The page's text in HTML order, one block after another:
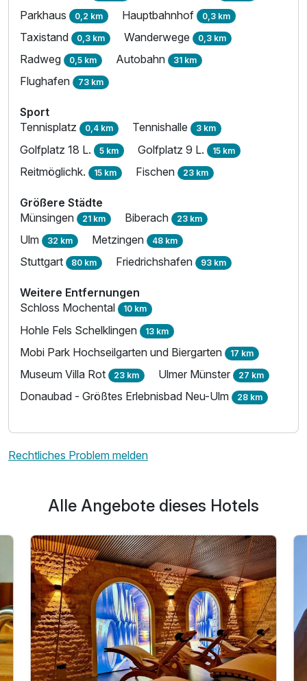
Ausstattung
Zusatznächte
Für 5 Tage p.P. ab369,00 €
Parkhaus 0,2 km Hauptbahnhof 0,3 km
Taxistand 0,3 km Wanderwege 0,3 km
Radweg 0,5 km Autobahn 31 km
Flughafen 73 km
Sport
Tennisplatz 0,4 km Tennishalle 3 km
Golfplatz 18 L. 5 km Golfplatz 9 L. 15 km
Reitmöglichk. 15 km Fischen 23 km
Größere Städte
Münsingen 21 km Biberach 23 km
Ulm 32 km Metzingen 48 km
Stuttgart 80 km Friedrichshafen 93 km
Weitere Entfernungen
Schloss Mochental 10 km
Hohle Fels Schelklingen 13 km
Mobi Park Hochseilgarten und Biergarten 17 km
Museum Villa Rot 23 km Ulmer Münster 27 km
Donaubad - Größtes Erlebnisbad Neu-Ulm 28 km
Rechtliches Problem melden
Alle Angebote dieses Hotels